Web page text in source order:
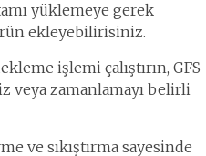
yüklemeye gerek
ekleyebilirisiniz.
işlemi çalıştırın, GFS
veya zamanlamayı belirli
ve sıkıştırma sayesinde